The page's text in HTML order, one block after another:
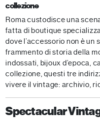
collezione
Roma custodisce una
fatta di boutique
dove l’accessorio non è un
frammento di storia della
indossati, bijoux d’epoca,
collezione, questi tre
vivere il vintage: archivio,
Spectacular